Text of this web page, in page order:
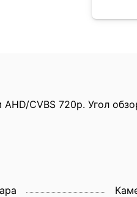
CVBS 720p. Угол